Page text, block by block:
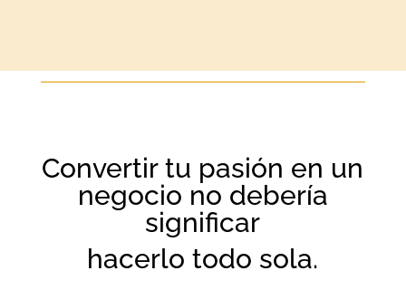
Convertir tu pasión en un
negocio no debería
significar
hacerlo todo sola.